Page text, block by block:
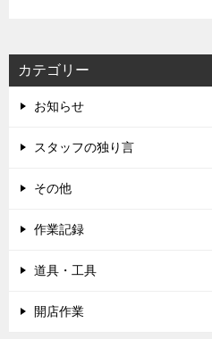
カテゴリー
お知らせ
スタッフの独り言
その他
作業記録
道具・工具
開店作業